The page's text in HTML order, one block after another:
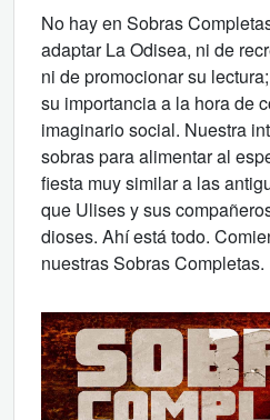
No hay en Sobras
adaptar La Odisea, ni de
ni de promocionar su
su importancia a la hora de
imaginario social. Nuestra
sobras para alimentar al
fiesta muy similar a las
que Ulises y sus
dioses. Ahí está todo.
nuestras Sobras Completas.